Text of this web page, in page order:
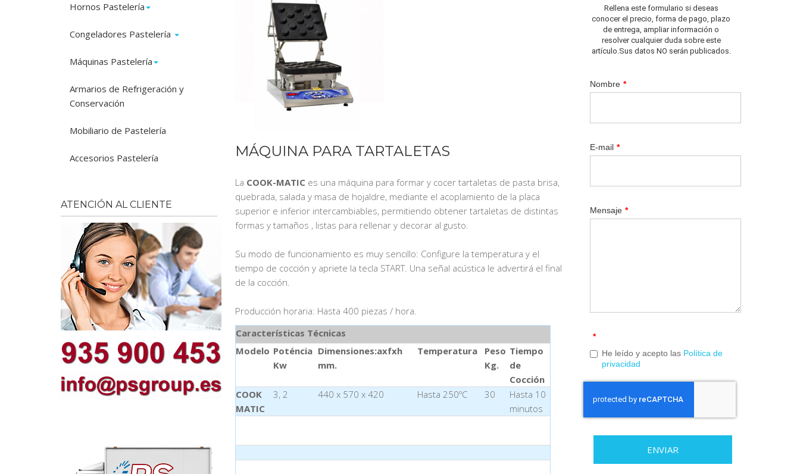
MÁQUINA PARA TARTALETAS
La COOK-MATIC es una máquina para formar y cocer tartaletas de pasta brisa,
quebrada, salada y masa de hojaldre, mediante el acoplamiento de la placa
superior e inferior intercambiables, permitiendo obtener tartaletas de distintas
formas y tamaños , listas para rellenar y decorar al gusto.
Su modo de funcionamiento es muy sencillo: Configure la temperatura y el
tiempo de cocción y apriete la tecla START. Una señal acústica le advertirá el final
de la cocción.
Producción horaria: Hasta 400 piezas / hora.
Características Técnicas
Modelo Poténcia
Kw
Dimensiones:axfxh
mm.
Temperatura
Peso
Kg.
Tiempo
de
Cocción
COOK
MATIC
3, 2 440 x 570 x 420 Hasta 250ºC 30
Hasta 10
minutos
Hornos Pastelería
Congeladores Pastelería
Máquinas Pastelería
Armarios de Refrigeración y
Conservación
Mobiliario de Pastelería
Accesorios Pastelería
ATENCIÓN AL CLIENTE
Rellena este formulario si deseas
conocer el precio, forma de pago, plazo
de entrega, ampliar información o
resolver cualquier duda sobre este
artículo.Sus datos NO serán publicados.
Nombre *
E-mail *
Mensaje *
*
He leído y acepto las Política de
privacidad
ENVIAR